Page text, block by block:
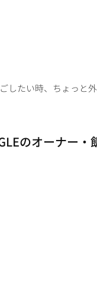
したい時、ちょっと
のオーナー・